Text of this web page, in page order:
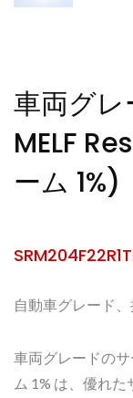
車両グ
MELF
ーム 1%)
自動車グレード
車両グレードの
ム 1% は、優れ